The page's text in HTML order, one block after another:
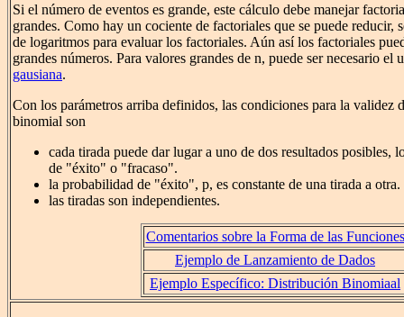
Si el número de eventos es grande, este cálculo debe manejar
grandes. Como hay un cociente de factoriales que se puede reducir,
de logaritmos para evaluar los factoriales. Aún así los factoriales
grandes números. Para valores grandes de n, puede ser necesario el
gausiana.
Con los parámetros arriba definidos, las condiciones para la validez
binomial son
cada tirada puede dar lugar a uno de dos resultados posibles,
de "éxito" o "fracaso".
la probabilidad de "éxito", p, es constante de una tirada a otra.
las tiradas son independientes.
Comentarios sobre la Forma de las Funciones
Ejemplo de Lanzamiento de Dados
Ejemplo Específico: Distribución Binomiaal